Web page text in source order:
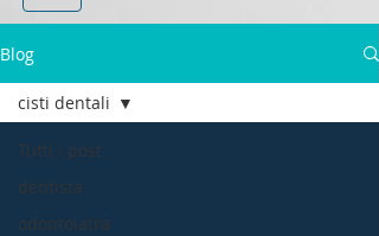
Blog
Tutti i post
dentista
odontoiatra
cisti dentali